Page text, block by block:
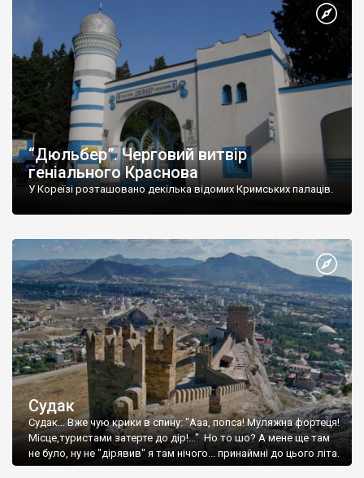
“Дюльбер”. Черговий витвір
геніального Краснова
У Кореїзі розташовано декілька відомих Кримських палаців.
Судак
Судак... Вже чую крики в спину: "Ааа, попса! Муляжна фортеця!
Місце,туристами затерте до дір!..." Но то шо? А мене ще там
не було, ну не "дірявив" я там нічого... принаймні до цього літа.